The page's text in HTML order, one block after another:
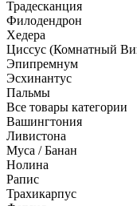
Традесканция
Филодендрон
Хедера
Циссус (Комнатный
Эпипремнум
Эсхинантус
Пальмы
Все товары категории
Вашингтония
Ливистона
Муса / Банан
Нолина
Рапис
Трахикарпус